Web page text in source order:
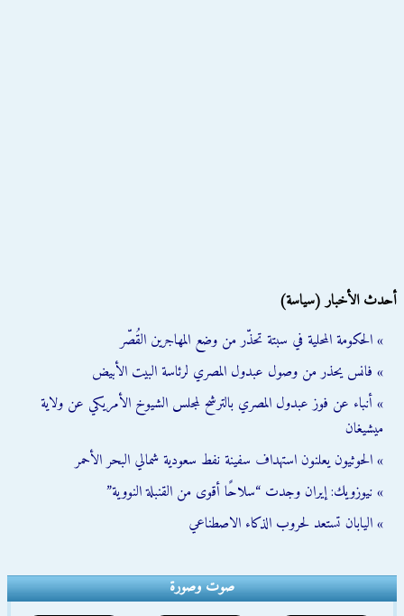
أحدث الأخبار (سياسة)
» الحكومة المحلية في سبتة تحذّر من وضع المهاجرين القُصّر
» فانس يحذر من وصول عبدول المصري لرئاسة البيت الأبيض
» أنباء عن فوز عبدول المصري بالترشح لمجلس الشيوخ الأمريكي عن ولاية
ميشيغان
» الحوثيون يعلنون استهداف سفينة نفط سعودية شمالي البحر الأحمر
» نيوزويك: إيران وجدت “سلاحًا أقوى من القنبلة النووية”
» اليابان تستعد لحروب الذكاء الاصطناعي
صوت وصورة